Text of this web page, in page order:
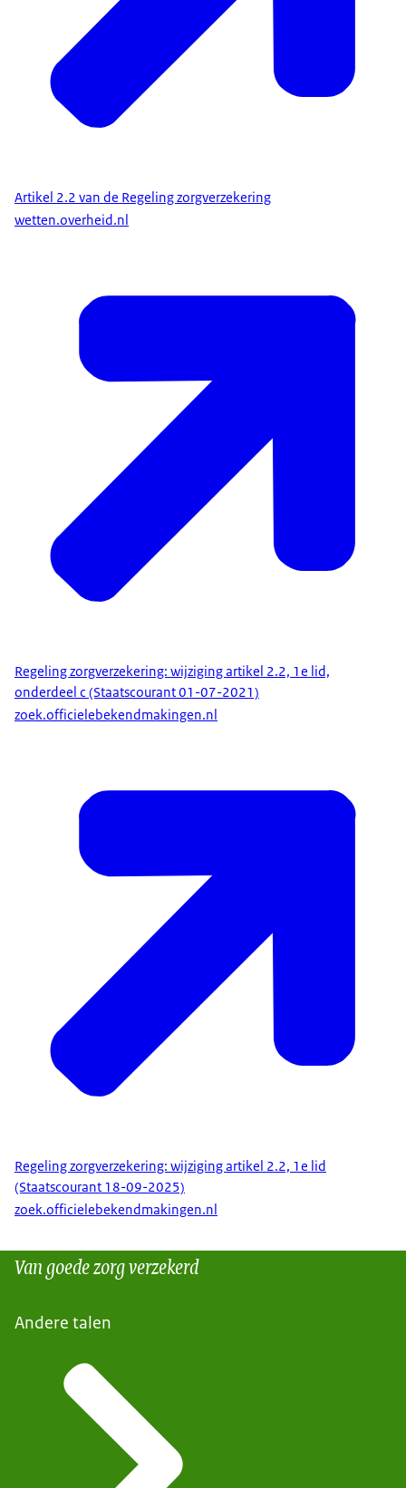
Artikel 2.2 van de Regeling zorgverzekering
wetten.overheid.nl
Regeling zorgverzekering: wijziging artikel 2.2, 1e lid,
onderdeel c (Staatscourant 01-07-2021)
zoek.officielebekendmakingen.nl
Regeling zorgverzekering: wijziging artikel 2.2, 1e lid
(Staatscourant 18-09-2025)
zoek.officielebekendmakingen.nl
Van goede zorg verzekerd
Andere talen